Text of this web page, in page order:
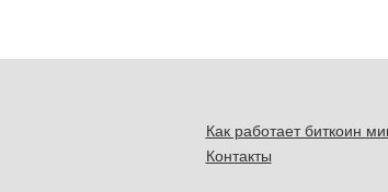
Как работает биткоин
Контакты